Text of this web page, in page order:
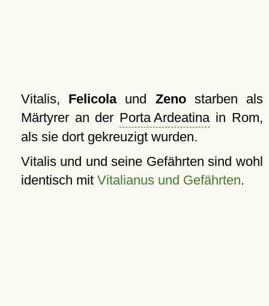
Vitalis, Felicolaund Zenostarben als
Märtyrer an der Porta Ardeatinain Rom,
als sie dort gekreuzigt wurden.
Vitalis und und seine Gefährten sind wohl
identisch mit Vitalianus und Gefährten.